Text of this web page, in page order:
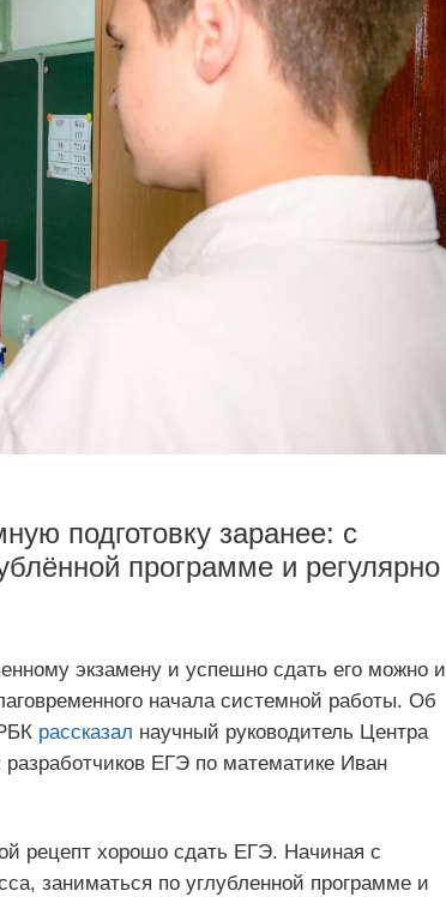
подготовку заранее: с
программе и регулярно
экзамену и успешно сдать его можно и
начала системной работы. Об
рассказал научный руководитель Центра
разработчиков ЕГЭ по математике Иван
рецепт хорошо сдать ЕГЭ. Начиная с
заниматься по углубленной программе и